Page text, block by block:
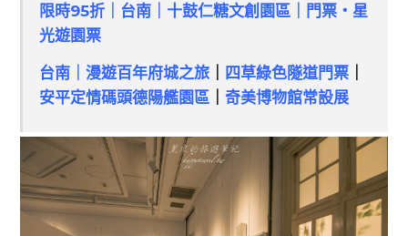
限時95折｜台南｜十鼓仁糖文創園區｜門票・星
光遊園票
台南｜漫遊百年府城之旅 四草綠色隧道門票
安平定情碼頭德陽艦園區
奇美博物館常設展